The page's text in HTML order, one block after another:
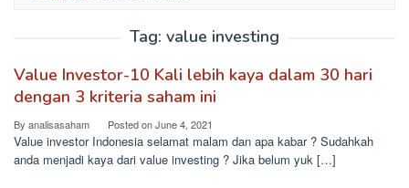
Tag: value investing
Value Investor-10 Kali lebih kaya dalam 30 hari
dengan 3 kriteria saham ini
By analisasaham Posted onJune 4, 2021
Value investor Indonesia selamat malam dan apa kabar ? Sudahkah
anda menjadi kaya dari value investing ? Jika belum yuk […]